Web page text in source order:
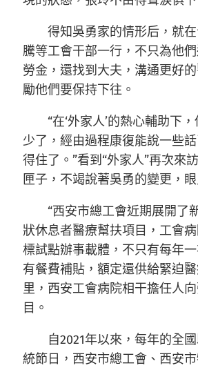
得知吳勇家的情形后，就
騰等工會干部一行，不只為他
勞金，還找到大夫，溝通更好
勵他們要保持下往。
“在‘外家人’的熱心輔助下
少了，經由過程康復能說一些
得住了。”看到“外家人”再次來
匣子，不竭說著吳勇的變更，
“西安市總工會近期展開了
狀休息者醫療幫扶項目，工會
標試點辦事載體，不只有每年
有餐費補貼，額定還供給緊迫
里，西安工會病院相干擔任人
目。
自2021年以來，每年的全
統節日，西安市總工會、西安